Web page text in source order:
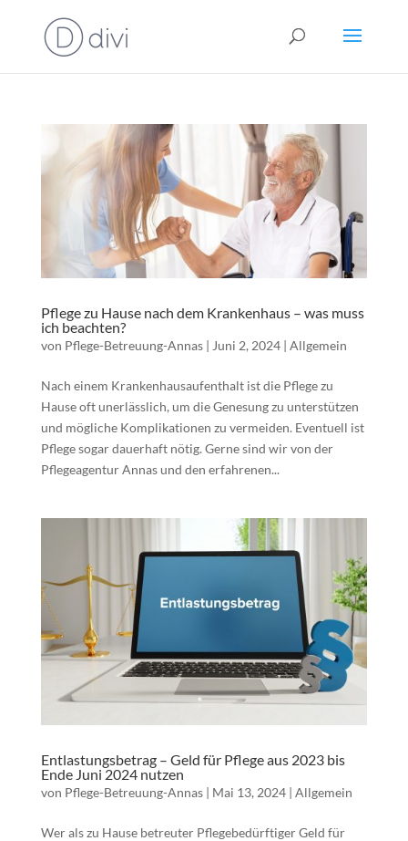
Pflege zu Hause nach dem Krankenhaus – was muss
ich beachten?
von Pflege-Betreuung-Annas| Juni 2, 2024| Allgemein
Nach einem Krankenhausaufenthalt ist die Pflege zu
Hause oft unerlässlich, um die Genesung zu unterstützen
und mögliche Komplikationen zu vermeiden. Eventuell ist
Pflege sogar dauerhaft nötig. Gerne sind wir von der
Pflegeagentur Annas und den erfahrenen...
Entlastungsbetrag – Geld für Pflege aus 2023 bis
Ende Juni 2024 nutzen
von Pflege-Betreuung-Annas| Mai 13, 2024| Allgemein
Wer als zu Hause betreuter Pflegebedürftiger Geld für